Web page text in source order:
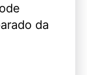
da